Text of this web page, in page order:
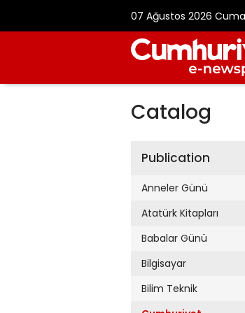
07 Ağustos 2026 Cuma
Catalog
Publication
Anneler Günü
Atatürk Kitapları
Babalar Günü
Bilgisayar
Bilim Teknik